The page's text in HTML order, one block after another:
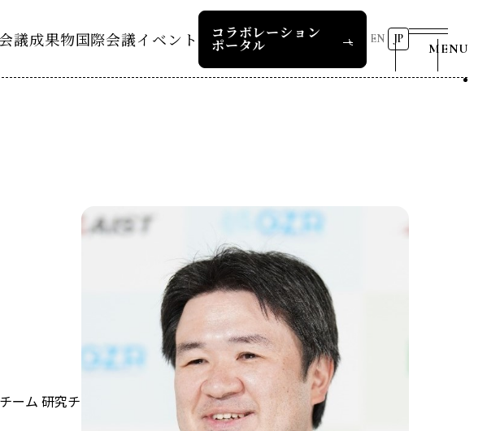
シャルインタビュー
議成果物
2023-リーダーズレコメンデー
Now & Future 2025
Now & Future 2024
Now & Future 2023
国際会議イベント
RD20サマースクール2025
COP29ジャパンパビリオンセ
ミナー
イベント一覧
コラボレーション
ポータル EN JP
MENU
公式SNS
お問い合わせ
ーム 研究チ